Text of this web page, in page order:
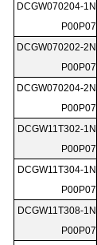
DCGW070204-1N
P00P07
DCGW070202-2N
P00P07
DCGW070204-2N
P00P07
DCGW11T302-1N
P00P07
DCGW11T304-1N
P00P07
DCGW11T308-1N
P00P07